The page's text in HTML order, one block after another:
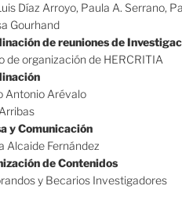
Díaz Arroyo, Paula A. Serrano,
Gourhand
de reuniones de
de organización de HERCRITIA
Antonio Arévalo
y Comunicación
Alcaide Fernández
de Contenidos
y Becarios Investigadores